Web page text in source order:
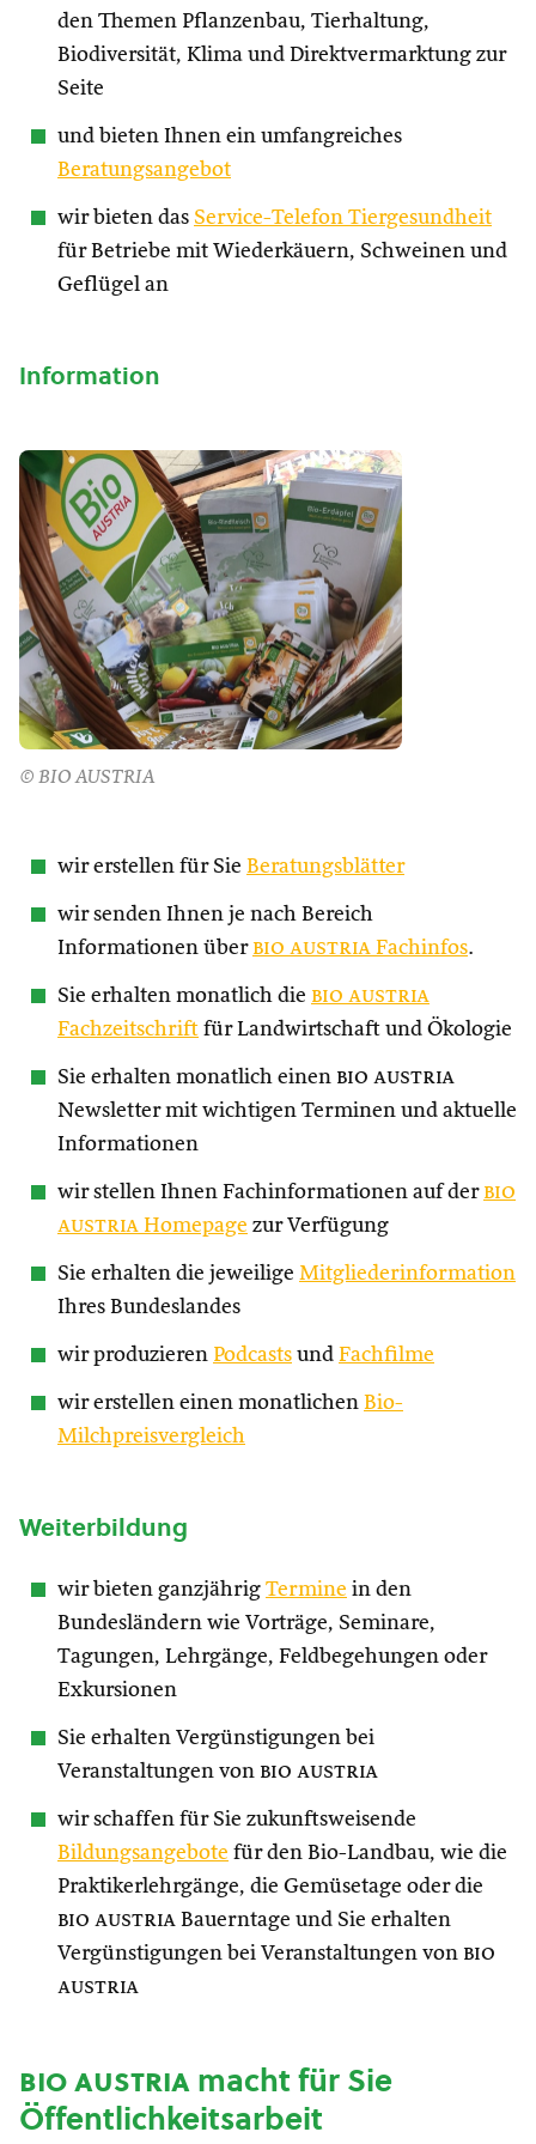
den Themen Pflanzenbau, Tierhaltung,
Biodiversität, Klima und Direktvermarktung zur
Seite
und bieten Ihnen ein umfangreiches
Beratungsangebot
wir bieten das Service-Telefon Tiergesundheit
für Betriebe mit Wiederkäuern, Schweinen und
Geflügel an
Information
© BIO AUSTRIA
wir erstellen für Sie Beratungsblätter
wir senden Ihnen je nach Bereich
Informationen über bio austria Fachinfos.
Sie erhalten monatlich die bio austria
Fachzeitschrift für Landwirtschaft und Ökologie
Sie erhalten monatlich einen bio austria
Newsletter mit wichtigen Terminen und aktuelle
Informationen
wir stellen Ihnen Fachinformationen auf der bio
austria Homepage zur Verfügung
Sie erhalten die jeweilige Mitgliederinformation
Ihres Bundeslandes
wir produzieren Podcasts und Fachfilme
wir erstellen einen monatlichen Bio-
Milchpreisvergleich
Weiterbildung
wir bieten ganzjährig Termine in den
Bundesländern wie Vorträge, Seminare,
Tagungen, Lehrgänge, Feldbegehungen oder
Exkursionen
Sie erhalten Vergünstigungen bei
Veranstaltungen von bio austria
wir schaffen für Sie zukunftsweisende
Bildungsangebote für den Bio-Landbau, wie die
Praktikerlehrgänge, die Gemüsetage oder die
bio austria Bauerntage und Sie erhalten
Vergünstigungen bei Veranstaltungen von bio
austria
bio austriamacht für Sie
Öffentlichkeitsarbeit